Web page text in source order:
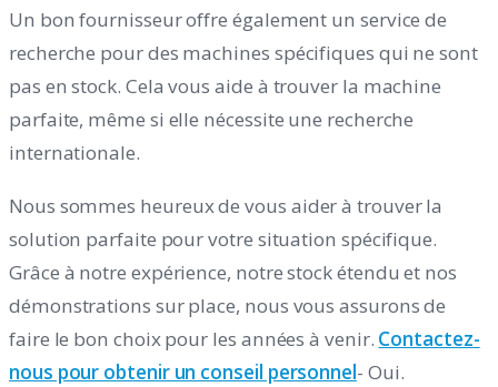
Un bon fournisseur offre également un service de
recherche pour des machines spécifiques qui ne sont
pas en stock. Cela vous aide à trouver la machine
parfaite, même si elle nécessite une recherche
internationale.
Nous sommes heureux de vous aider à trouver la
solution parfaite pour votre situation spécifique.
Grâce à notre expérience, notre stock étendu et nos
démonstrations sur place, nous vous assurons de
faire le bon choix pour les années à venir. Contactez-
nous pour obtenir un conseil personnel- Oui.